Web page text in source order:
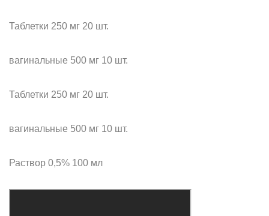
Таблетки 250 мг 20 шт.
вагинальные 500 мг 10 шт.
Таблетки 250 мг 20 шт.
вагинальные 500 мг 10 шт.
Раствор 0,5% 100 мл